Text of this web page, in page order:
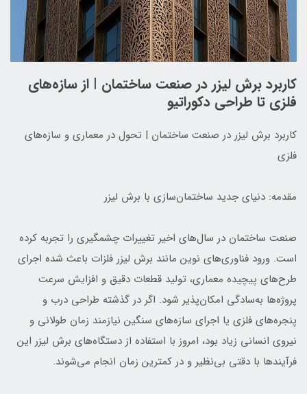
کاربرد برش لیزر در صنعت ساختمان | از سازه‌های
فلزی تا طراحی دکوراتیو
کاربرد برش لیزر در صنعت ساختمان | تحول در معماری و سازه‌های
فلزی
مقدمه: دنیای جدید ساختمان‌سازی با برش لیزر
صنعت ساختمان در سال‌های اخیر تغییرات چشمگیری را تجربه کرده
است. ورود فناوری‌های نوین مانند برش لیزر فلزات باعث شده اجرای
طرح‌های پیچیده معماری، تولید قطعات دقیق و افزایش سرعت
پروژه‌ها به‌سادگی امکان‌پذیر شود. اگر در گذشته طراحی درب و
پنجره‌های فلزی یا اجرای سازه‌های سنگین نیازمند زمان طولانی و
نیروی انسانی زیاد بود، امروز با استفاده از دستگاه‌های برش لیزر این
فرآیندها با دقتی بی‌نظیر و در کمترین زمان انجام می‌شوند.